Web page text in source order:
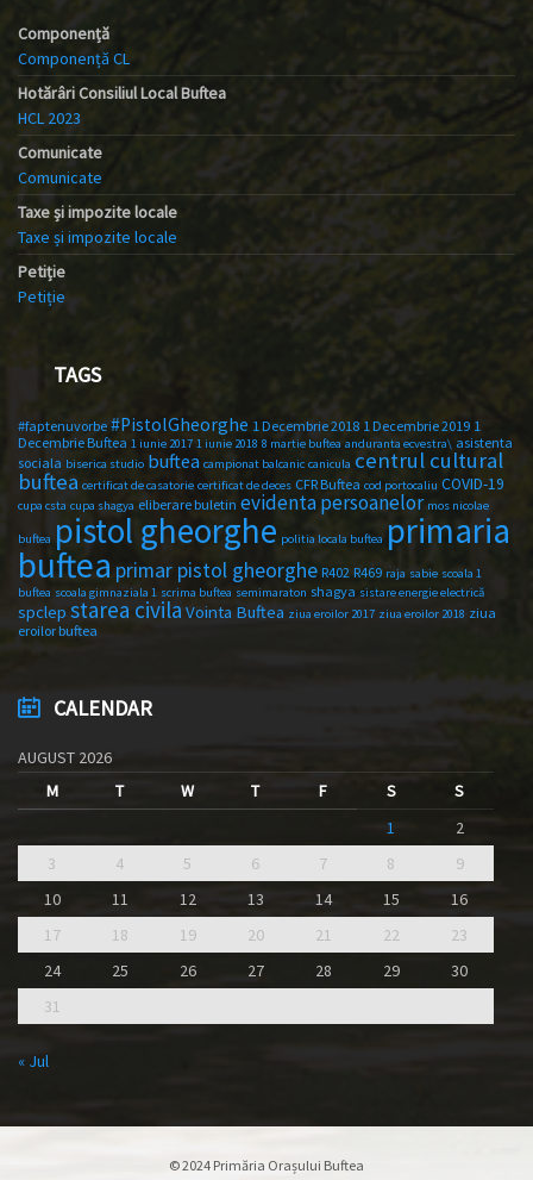
Componență
Componență CL
Hotărâri Consiliul Local Buftea
HCL 2023
Comunicate
Comunicate
Taxe și impozite locale
Taxe și impozite locale
Petiție
Petiție
TAGS
#faptenuvorbe #PistolGheorghe 1 Decembrie 2018 1 Decembrie 2019 1
Decembrie Buftea 1 iunie 2017 1 iunie 2018 8 martie buftea anduranta ecvestra\ asistenta
sociala biserica studio buftea campionat balcanic canicula centrul cultural
buftea certificat de casatorie certificat de deces CFR Buftea cod portocaliu COVID-19
cupa csta cupa shagya eliberare buletin evidenta persoanelor mos nicolae
buftea pistol gheorghe politia locala buftea primaria
buftea primar pistol gheorghe R402 R469 raja sabie scoala 1
buftea scoala gimnaziala 1 scrima buftea semimaraton shagya sistare energie electrică
spclep starea civila Vointa Buftea ziua eroilor 2017 ziua eroilor 2018 ziua
eroilor buftea
CALENDAR
AUGUST 2026
M
T W T F S
S
1
2
3
4 5 6 7 8
9
10
11 12 13 14 15
16
17
18 19 20 21 22
23
24
25 26 27 28 29
30
31
« Jul
© 2024 Primăria Orașului Buftea